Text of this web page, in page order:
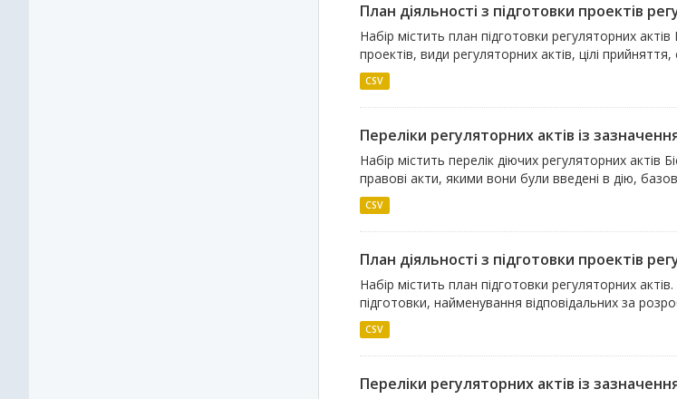
План діяльності з підготовки проектів
Набір містить план підготовки регуляторних
проектів, види регуляторних актів, цілі прийняття,
CSV
Переліки регуляторних актів із
Набір містить перелік діючих регуляторних актів
правові акти, якими вони були введені в дію,
CSV
План діяльності з підготовки проектів
Набір містить план підготовки регуляторних
підготовки, найменування відповідальних за
CSV
Переліки регуляторних актів із